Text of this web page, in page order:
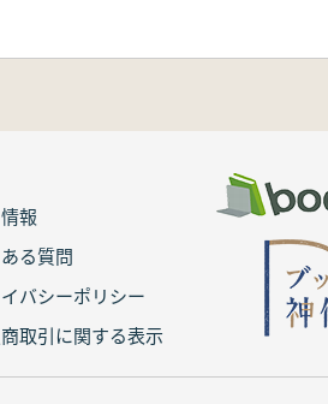
報
る質問
バシーポリシー
取引に関する表示